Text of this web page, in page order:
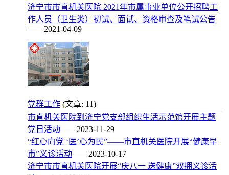
济宁市市直机关医院 2021年市属事业单位公开招聘工
作人员（卫生类）初试、面试、资格审查及笔试公告
——2021-04-09
党群工作 (文章: 11)
市直机关医院到济宁党支部组织生活示范馆开展主题
党日活动——2023-11-29
“红心向党 ‘医’心为民”——市直机关医院开展“健康早
市”义诊活动——2023-10-17
济宁市市直机关医院开展“庆八一 送健康”双拥义诊活